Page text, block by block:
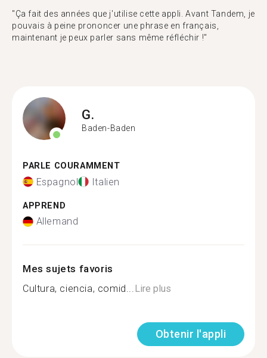
"Ça fait des années que j'utilise cette appli. Avant Tandem, je
pouvais à peine prononcer une phrase en français,
maintenant je peux parler sans même réfléchir !"
G.
Baden-Baden
PARLE COURAMMENT
Espagnol Italien
APPREND
Allemand
Mes sujets favoris
Cultura, ciencia, comid...Lire plus
Obtenir l'appli